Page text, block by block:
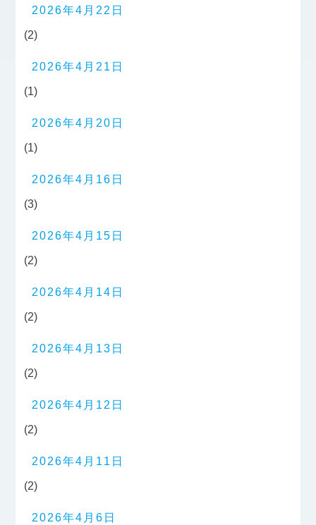
2026年4月22日
(2)
2026年4月21日
(1)
2026年4月20日
(1)
2026年4月16日
(3)
2026年4月15日
(2)
2026年4月14日
(2)
2026年4月13日
(2)
2026年4月12日
(2)
2026年4月11日
(2)
2026年4月6日